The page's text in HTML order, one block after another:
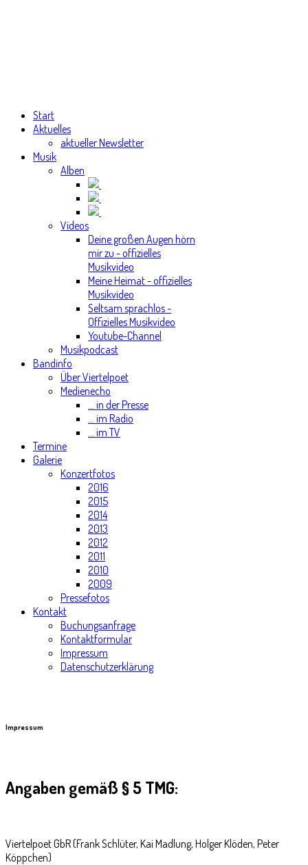
Start
Aktuelles
aktueller Newsletter
Musik
Alben
Videos
Deine großen Augen hörn
mir zu - offizielles
Musikvideo
Meine Heimat - offizielles
Musikvideo
Seltsam sprachlos -
Offizielles Musikvideo
Youtube-Channel
Musikpodcast
Bandinfo
Über Viertelpoet
Medienecho
... in der Presse
... im Radio
... im TV
Termine
Galerie
Konzertfotos
2016
2015
2014
2013
2012
2011
2010
2009
Pressefotos
Kontakt
Buchungsanfrage
Kontaktformular
Impressum
Datenschutzerklärung
Impressum
Angaben gemäß § 5 TMG:
Viertelpoet GbR (Frank Schlüter, Kai Madlung, Holger Klöden, Peter
Köppchen)